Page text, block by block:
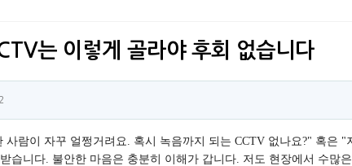
는 이렇게 골라야 후회 없습니다
람이 자꾸 얼쩡거려요. 혹시 녹음까지 되는 CCTV 없나요?" 혹은
습니다. 불안한 마음은 충분히 이해가 갑니다. 저도 현장에서 수많